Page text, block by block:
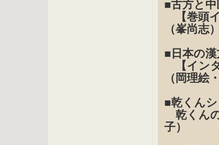
■古方と
【巻頭
（峯尚志
■日本の
【イン
（岡理絵
■乾くん
乾くん
子）